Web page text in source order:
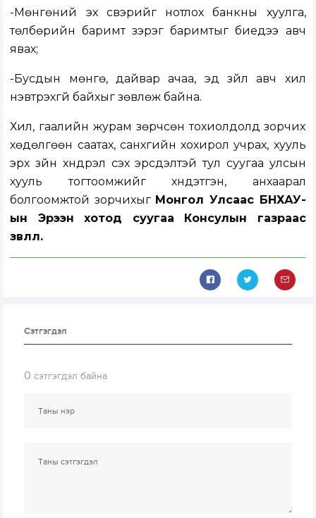
-Мөнгөний эх үүсвэрийг нотлох банкны хуулга,
төлбөрийн баримт зэрэг баримтыг биедээ авч
явах;
-Бусдын мөнгө, дайвар ачаа, эд зүйл авч хил
нэвтрэхгүй байхыг зөвлөж байна.
Хил, гаалийн журам зөрчсөн тохиолдолд зорчих
хөдөлгөөн саатах, санхүүгийн хохирол учрах, хууль
эрх зүйн хүндрэл үүсэх эрсдэлтэй тул суугаа улсын
хууль тогтоомжийг хүндэтгэн, анхаарал
болгоомжтой зорчихыг Монгол Улсаас БНХАУ-
ын Эрээн хотод суугаа Консулын газраас
зөвлөлөө.
Сэтгэгдэл
0 сэтгэгдэл байна